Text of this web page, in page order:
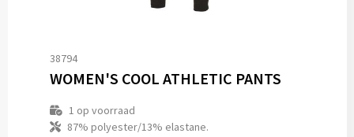
38794
WOMEN'S COOL ATHLETIC PANTS
1 op voorraad
87% polyester/13% elastane.